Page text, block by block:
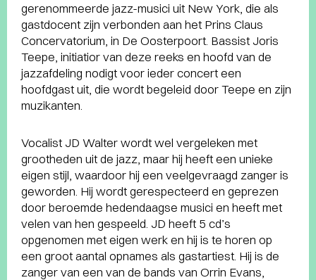
gerenommeerde jazz-musici uit New York, die als
gastdocent zijn verbonden aan het Prins Claus
Concervatorium, in De Oosterpoort. Bassist Joris
Teepe, initiatior van deze reeks en hoofd van de
jazzafdeling nodigt voor ieder concert een
hoofdgast uit, die wordt begeleid door Teepe en zijn
muzikanten.
Vocalist JD Walter wordt wel vergeleken met
grootheden uit de jazz, maar hij heeft een unieke
eigen stijl, waardoor hij een veelgevraagd zanger is
geworden. Hij wordt gerespecteerd en geprezen
door beroemde hedendaagse musici en heeft met
velen van hen gespeeld. JD heeft 5 cd’s
opgenomen met eigen werk en hij is te horen op
een groot aantal opnames als gastartiest. Hij is de
zanger van een van de bands van Orrin Evans,